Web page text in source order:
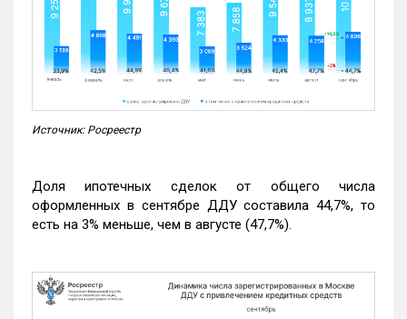
Источник: Росреестр
Доля ипотечных сделок от общего числа
оформленных в сентябре ДДУ составила 44,7%, то
есть на 3% меньше, чем в августе (47,7%).